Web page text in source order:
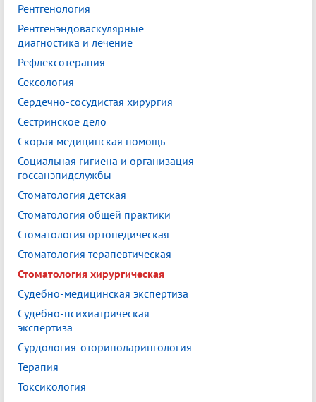
Рентгенология
Рентгенэндоваскулярные
диагностика и лечение
Рефлексотерапия
Сексология
Сердечно-сосудистая хирургия
Сестринское дело
Скорая медицинская помощь
Социальная гигиена и организация
госсанэпидслужбы
Стоматология детская
Стоматология общей практики
Стоматология ортопедическая
Стоматология терапевтическая
Стоматология хирургическая
Судебно-медицинская экспертиза
Судебно-психиатрическая
экспертиза
Сурдология-оториноларингология
Терапия
Токсикология